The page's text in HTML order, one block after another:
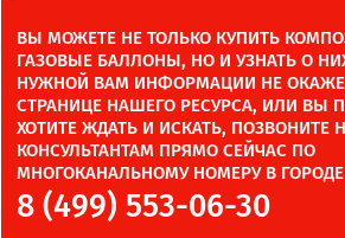
ВЫ МОЖЕТЕ НЕ ТОЛЬКО КУПИТЬ
ГАЗОВЫЕ БАЛЛОНЫ, НО И УЗНАТЬ О
НУЖНОЙ ВАМ ИНФОРМАЦИИ НЕ
СТРАНИЦЕ НАШЕГО РЕСУРСА, ИЛИ ВЫ
ХОТИТЕ ЖДАТЬ И ИСКАТЬ, ПОЗВОНИТЕ
КОНСУЛЬТАНТАМ ПРЯМО СЕЙЧАС ПО
МНОГОКАНАЛЬНОМУ НОМЕРУ В
8 (499) 553-06-30